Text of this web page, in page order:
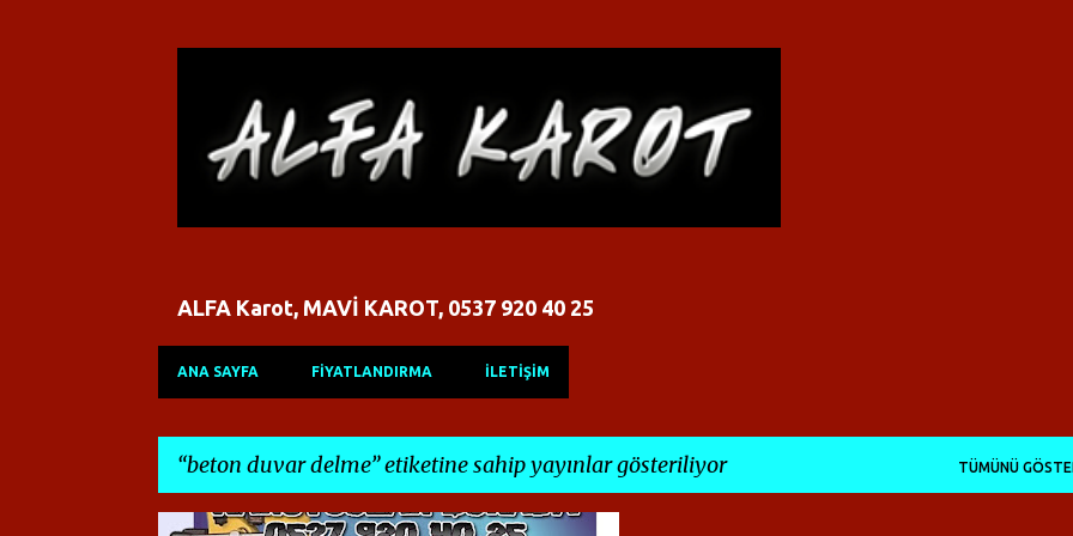
ALFA Karot, MAVİ KAROT, 0537 920 40 25
ANA SAYFA FİYATLANDIRMA İLETİŞİM
beton duvar delme etiketine sahip yayınlar gösteriliyor TÜMÜNÜ